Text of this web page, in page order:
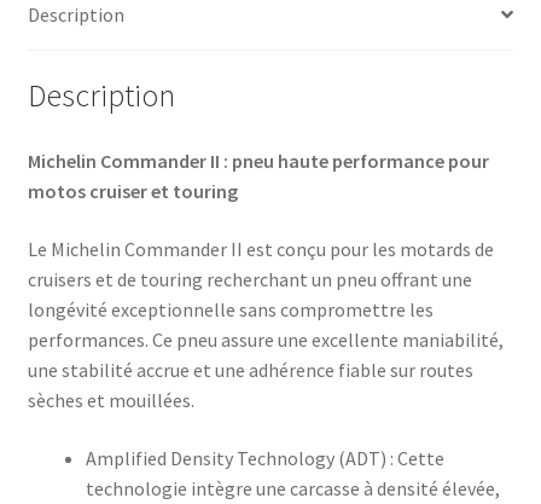
Description
Description
Michelin Commander II : pneu haute performance pour
motos cruiser et touring
Le Michelin Commander II est conçu pour les motards de
cruisers et de touring recherchant un pneu offrant une
longévité exceptionnelle sans compromettre les
performances. Ce pneu assure une excellente maniabilité,
une stabilité accrue et une adhérence fiable sur routes
sèches et mouillées.​
Amplified Density Technology (ADT) : Cette
technologie intègre une carcasse à densité élevée,